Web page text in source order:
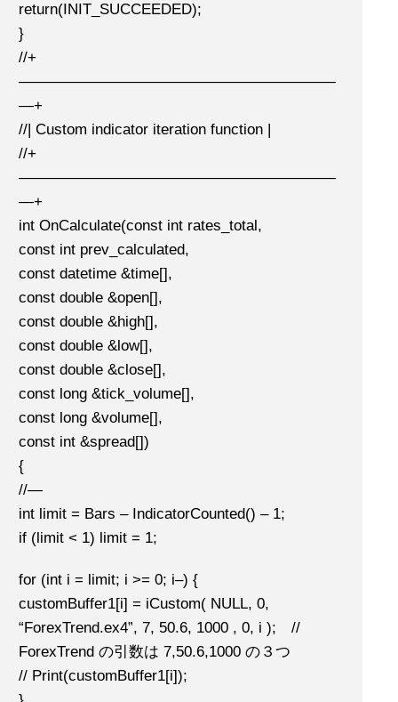
return(INIT_SUCCEEDED);
}
//+
—————————————————————
—+
//| Custom indicator iteration function |
//+
—————————————————————
—+
int OnCalculate(const int rates_total,
const int prev_calculated,
const datetime &time[],
const double &open[],
const double &high[],
const double &low[],
const double &close[],
const long &tick_volume[],
const long &volume[],
const int &spread[])
{
//—
int limit = Bars – IndicatorCounted() – 1;
if (limit < 1) limit = 1;
for (int i = limit; i >= 0; i–) {
customBuffer1[i] = iCustom( NULL, 0,
“ForexTrend.ex4”, 7, 50.6, 1000 , 0, i ); //
ForexTrend の引数は 7,50.6,1000 の３つ
// Print(customBuffer1[i]);